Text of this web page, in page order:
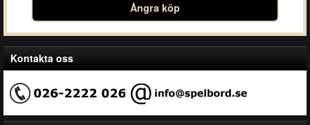
Ångra köp
Kontakta oss